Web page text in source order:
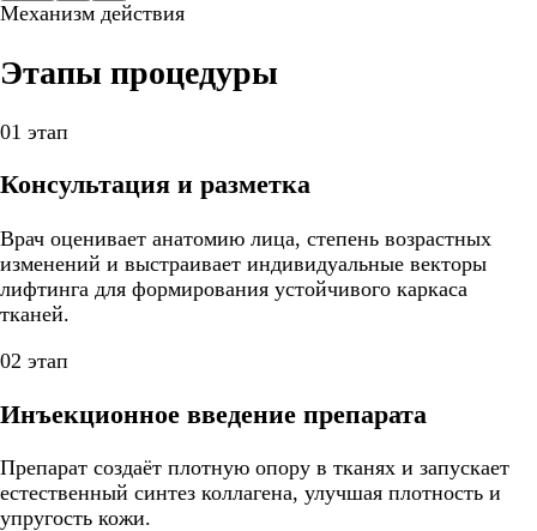
Механизм действия
Этапы процедуры
01 этап
Консультация и разметка
Врач оценивает анатомию лица, степень возрастных
изменений и выстраивает индивидуальные векторы
лифтинга для формирования устойчивого каркаса
тканей.
02 этап
Инъекционное введение препарата
Препарат создаёт плотную опору в тканях и запускает
естественный синтез коллагена, улучшая плотность и
упругость кожи.